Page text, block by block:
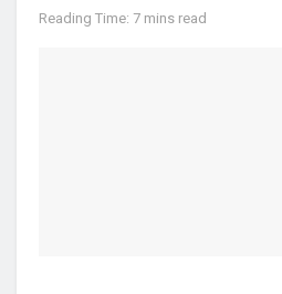
Reading Time: 7 mins read